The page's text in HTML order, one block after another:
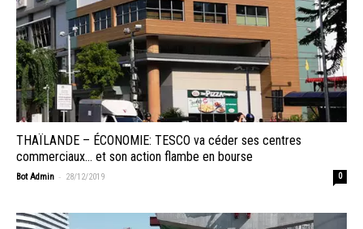
THAÏLANDE – ÉCONOMIE: TESCO va céder ses centres
commerciaux… et son action flambe en bourse
Bot Admin - 28/12/2019 0